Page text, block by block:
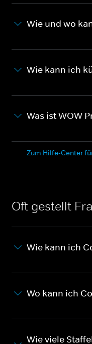
Wie und wo
Wie kann ich
Was ist WOW
Zum Hilfe-Center
Oft gestellt
Wie kann ich
Wo kann ich
Wie viele